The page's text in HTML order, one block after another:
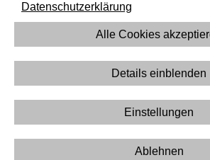
Datenschutzerklärung
Alle Cookies
Details einblenden
Einstellungen
Ablehnen
Telefon: 02642
Email: bernd.lischwe@azv-
zurück